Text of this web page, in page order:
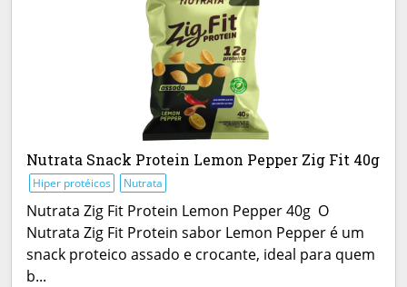
Nutrata Snack Protein Lemon Pepper Zig Fit 40g
Hiper protéicos Nutrata
Nutrata Zig Fit Protein Lemon Pepper 40g O
Nutrata Zig Fit Protein sabor Lemon Pepper é um
snack proteico assado e crocante, ideal para quem
b...